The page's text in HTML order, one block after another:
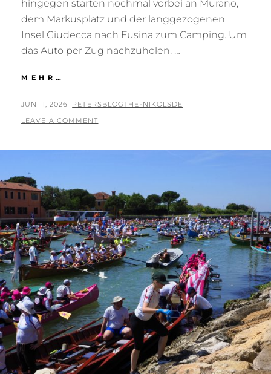
hingegen starten nochmal vorbei an Murano,
dem Markusplatz und der langgezogenen
Insel Giudecca nach Fusina zum Camping. Um
das Auto per Zug nachzuholen, …
MEHR…
KIRCHE
DORF
POSTED
ON
JUNI 1, 2026 BY
PETERSBLOGTHE-NIKOLSDE
LEAVE A COMMENT